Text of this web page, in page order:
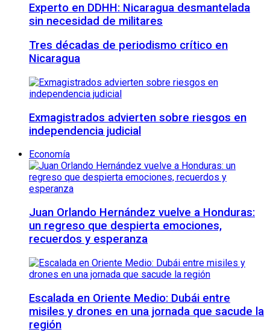
Experto en DDHH: Nicaragua desmantelada
sin necesidad de militares
Tres décadas de periodismo crítico en
Nicaragua
Exmagistrados advierten sobre riesgos en
independencia judicial
Economía
Juan Orlando Hernández vuelve a Honduras:
un regreso que despierta emociones,
recuerdos y esperanza
Escalada en Oriente Medio: Dubái entre
misiles y drones en una jornada que sacude la
región